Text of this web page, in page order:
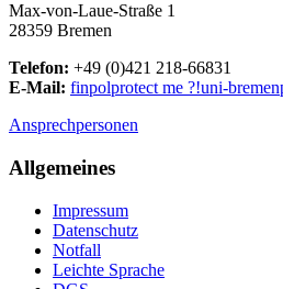
Max-von-Laue-Straße 1
28359 Bremen
Telefon: +49 (0)421 218-66831
E-Mail: finpolprotect me ?!uni-bremen
Ansprechpersonen
Allgemeines
Impressum
Datenschutz
Notfall
Leichte Sprache